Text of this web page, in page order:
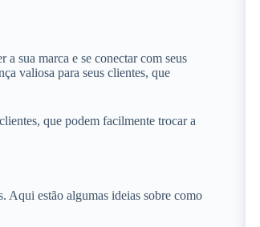
sua marca e se conectar com seus
valiosa para seus clientes, que
que podem facilmente trocar a
Aqui estão algumas ideias sobre como